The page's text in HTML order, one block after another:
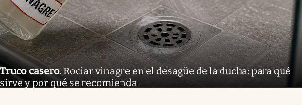
Truco casero. Rociar vinagre en el desagüe de la ducha: para qué
sirve y por qué se recomienda